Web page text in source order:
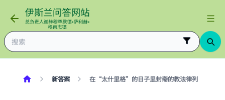
新答案 在“太什里格”的日子里封斋的教法律列